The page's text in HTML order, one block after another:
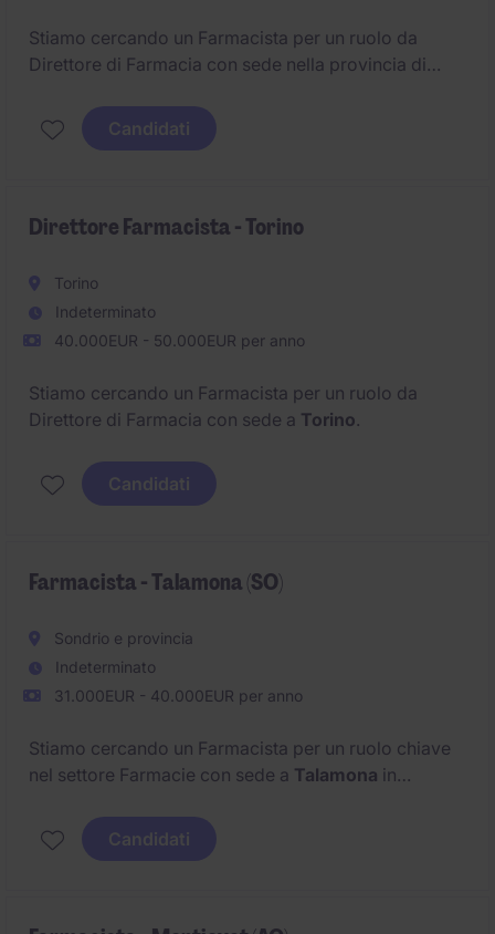
Stiamo cercando un Farmacista per un ruolo da
Direttore di Farmacia con sede nella provincia di
Candidati
Direttore Farmacista - Torino
Torino
Indeterminato
40.000EUR - 50.000EUR per anno
Stiamo cercando un Farmacista per un ruolo da
Direttore di Farmacia con sede a Torino.
Candidati
Farmacista - Talamona (SO)
Sondrio e provincia
Indeterminato
31.000EUR - 40.000EUR per anno
Stiamo cercando un Farmacista per un ruolo chiave
nel settore Farmacie con sede a Talamona in
Candidati